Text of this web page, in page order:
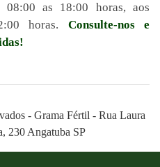
as 18:00 horas, aos
horas. Consulte-nos e
- Grama Fértil - Rua Laura
230 Angatuba SP